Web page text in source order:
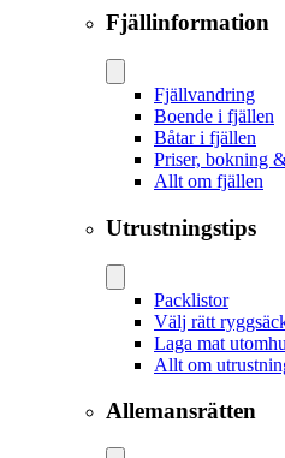
Fjällinformation
Fjällvandring
Boende i fjällen
Båtar i fjällen
Priser, bokning
Allt om fjällen
Utrustningstips
Packlistor
Välj rätt
Laga mat
Allt om
Allemansrätten